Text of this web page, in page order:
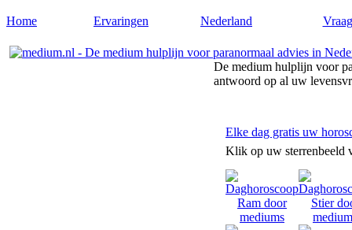
Home Ervaringen Nederland
De medium hulplijn voor
antwoord op al uw
Elke dag gratis uw
Klik op uw sterrenbeeld